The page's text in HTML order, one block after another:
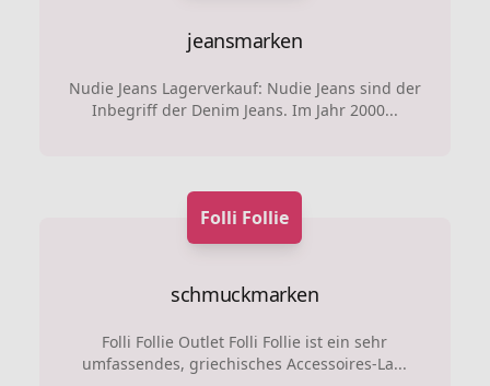
jeansmarken
Nudie Jeans Lagerverkauf: Nudie Jeans sind der
Inbegriff der Denim Jeans. Im Jahr 2000...
Folli Follie
schmuckmarken
Folli Follie Outlet Folli Follie ist ein sehr
umfassendes, griechisches Accessoires-La...